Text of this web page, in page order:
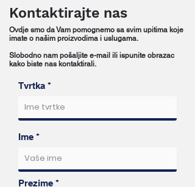
Dostupne su i u izvedbi s kutnim
(90°) priključcima.
Za pumpanje:
organskih kiselina
životinjske i biljne masti
lužina (npr. kaustična soda)
čokolade
smola i polimernih otopina
boja, sapuna i šampona
drugih specijalnih ili korozivnih
tekućina
Kontaktirajte nas
Ovdje smo da Vam pomognemo sa svim upitima koje
imate o našim proizvodima i uslugama.
Slobodno nam pošaljite e-mail ili ispunite obrazac
kako biste nas kontaktirali.
Tvrtka
Ime
Prezime